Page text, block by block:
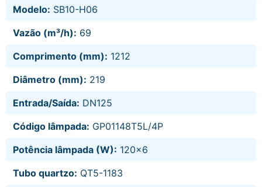
Modelo: SB10-H06
Vazão (m³/h): 69
Comprimento (mm): 1212
Diâmetro (mm): 219
Entrada/Saída: DN125
Código lâmpada: GP01148T5L/4P
Potência lâmpada (W): 120x6
Tubo quartzo: QT5-1183